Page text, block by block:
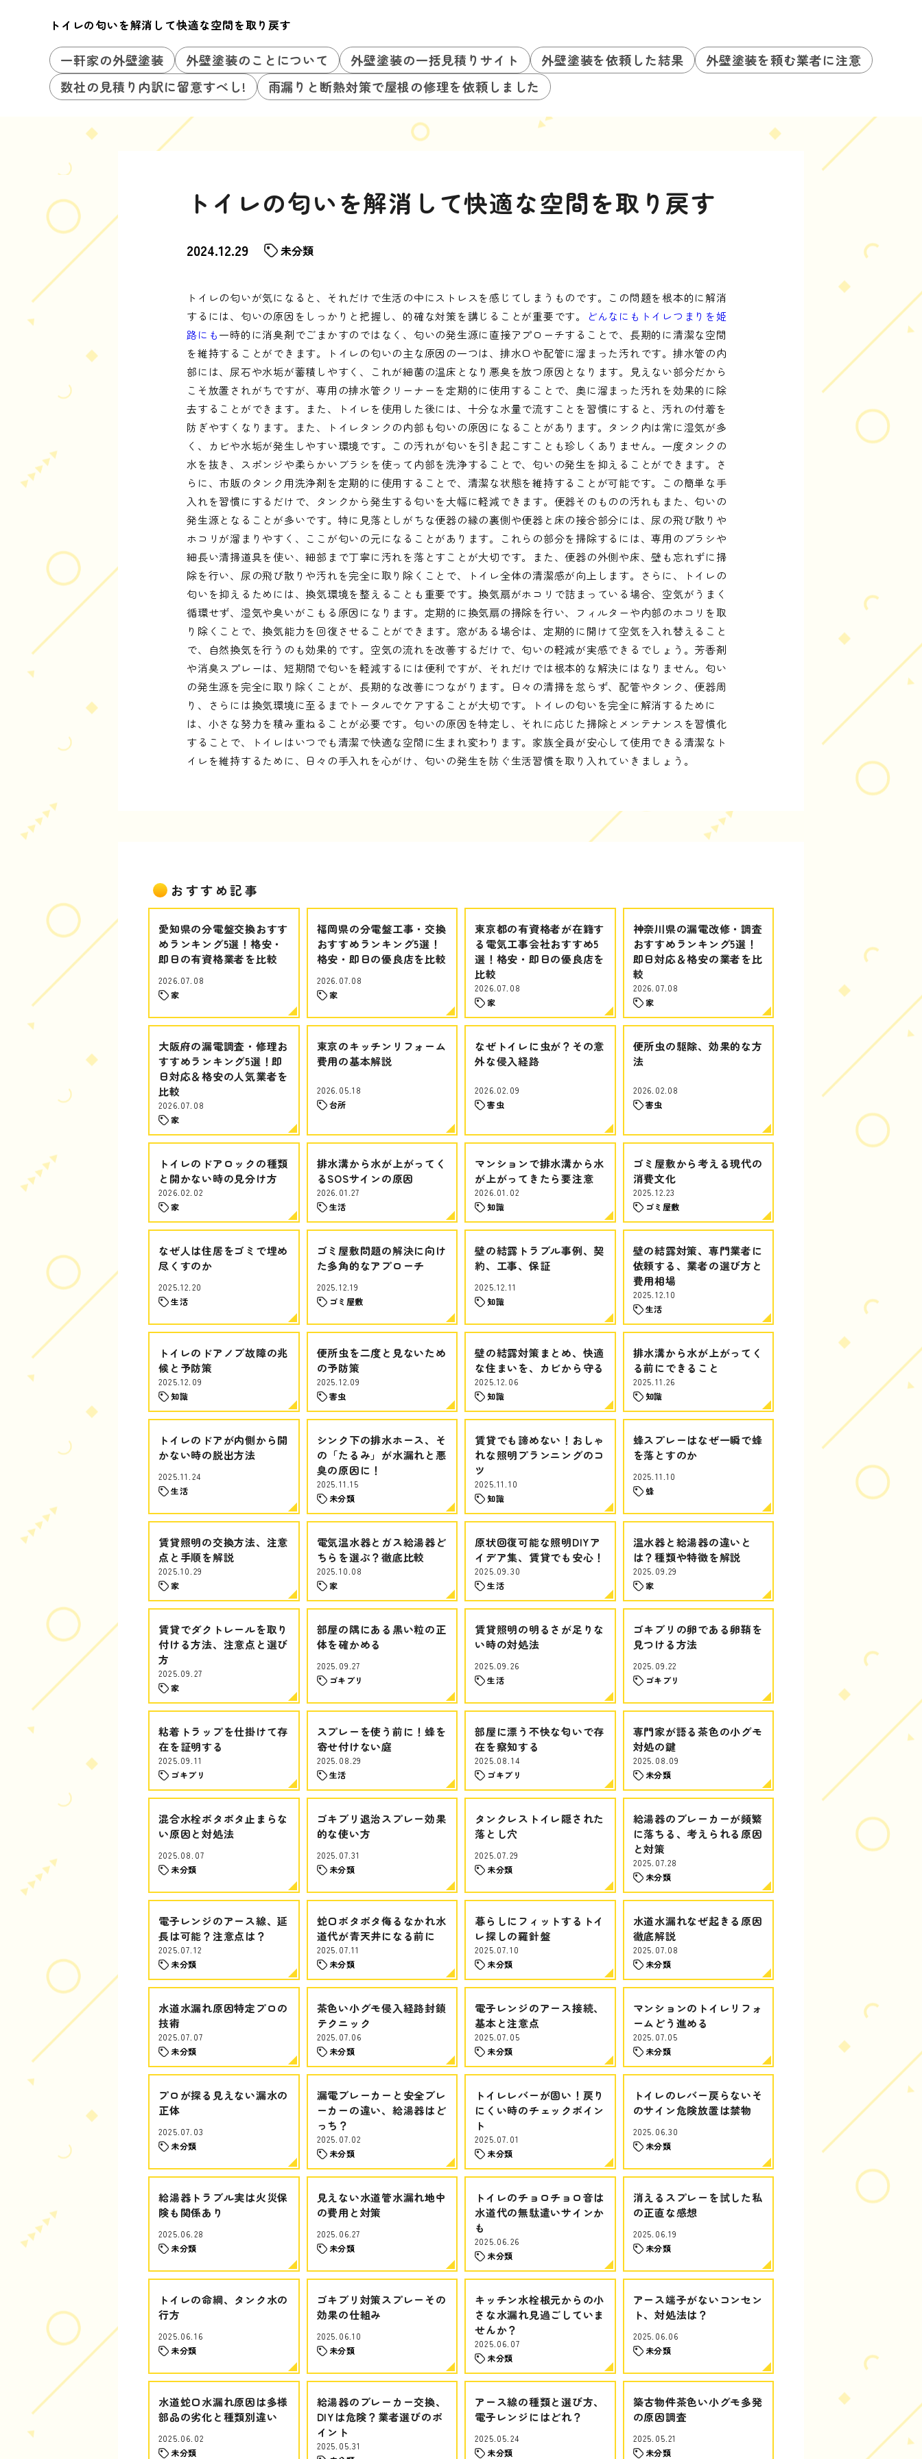
トイレの匂いを解消して快適な空間を取り戻す
一軒家の外壁塗装 外壁塗装のことについて 外壁塗装の一括見積りサイト 外壁塗装を依頼した結果
外壁塗装を頼む業者に注意
数社の見積り内訳に留意すべし!
雨漏りと断熱対策で屋根の修理を依頼しました
トイレの匂いを解消して快適な空間を取り戻す
2024.12.29 未分類
トイレの匂いが気になると、それだけで生活の中にストレスを感じてしまうものです。この問題を根本的に解消
するには、匂いの原因をしっかりと把握し、的確な対策を講じることが重要です。
どんなにもトイレつまりを姫
路にも一時的に消臭剤でごまかすのではなく、匂いの発生源に直接アプローチすることで、長期的に清潔な空間
を維持することができます。トイレの匂いの主な原因の一つは、排水口や配管に溜まった汚れです。排水管の内
部には、尿石や水垢が蓄積しやすく、これが細菌の温床となり悪臭を放つ原因となります。見えない部分だから
こそ放置されがちですが、専用の排水管クリーナーを定期的に使用することで、奥に溜まった汚れを効果的に除
去することができます。また、トイレを使用した後には、十分な水量で流すことを習慣にすると、汚れの付着を
防ぎやすくなります。また、トイレタンクの内部も匂いの原因になることがあります。タンク内は常に湿気が多
く、カビや水垢が発生しやすい環境です。この汚れが匂いを引き起こすことも珍しくありません。一度タンクの
水を抜き、スポンジや柔らかいブラシを使って内部を洗浄することで、匂いの発生を抑えることができます。さ
らに、市販のタンク用洗浄剤を定期的に使用することで、清潔な状態を維持することが可能です。この簡単な手
入れを習慣にするだけで、タンクから発生する匂いを大幅に軽減できます。便器そのものの汚れもまた、匂いの
発生源となることが多いです。特に見落としがちな便器の縁の裏側や便器と床の接合部分には、尿の飛び散りや
ホコリが溜まりやすく、ここが匂いの元になることがあります。これらの部分を掃除するには、専用のブラシや
細長い清掃道具を使い、細部まで丁寧に汚れを落とすことが大切です。また、便器の外側や床、壁も忘れずに掃
除を行い、尿の飛び散りや汚れを完全に取り除くことで、トイレ全体の清潔感が向上します。さらに、トイレの
匂いを抑えるためには、換気環境を整えることも重要です。換気扇がホコリで詰まっている場合、空気がうまく
循環せず、湿気や臭いがこもる原因になります。定期的に換気扇の掃除を行い、フィルターや内部のホコリを取
り除くことで、換気能力を回復させることができます。窓がある場合は、定期的に開けて空気を入れ替えること
で、自然換気を行うのも効果的です。空気の流れを改善するだけで、匂いの軽減が実感できるでしょう。芳香剤
や消臭スプレーは、短期間で匂いを軽減するには便利ですが、それだけでは根本的な解決にはなりません。匂い
の発生源を完全に取り除くことが、長期的な改善につながります。日々の清掃を怠らず、配管やタンク、便器周
り、さらには換気環境に至るまでトータルでケアすることが大切です。トイレの匂いを完全に解消するために
は、小さな努力を積み重ねることが必要です。匂いの原因を特定し、それに応じた掃除とメンテナンスを習慣化
することで、トイレはいつでも清潔で快適な空間に生まれ変わります。家族全員が安心して使用できる清潔なト
イレを維持するために、日々の手入れを心がけ、匂いの発生を防ぐ生活習慣を取り入れていきましょう。
おすすめ記事
愛知県の分電盤交換おすす
めランキング5選！格安・
即日の有資格業者を比較
2026.07.08
家
福岡県の分電盤工事・交換
おすすめランキング5選！
格安・即日の優良店を比較
2026.07.08
家
東京都の有資格者が在籍す
る電気工事会社おすすめ5
選！格安・即日の優良店を
比較
2026.07.08
家
神奈川県の漏電改修・調査
おすすめランキング5選！
即日対応＆格安の業者を比
較
2026.07.08
家
大阪府の漏電調査・修理お
すすめランキング5選！即
日対応＆格安の人気業者を
比較
2026.07.08
家
東京のキッチンリフォーム
費用の基本解説
2026.05.18
台所
なぜトイレに虫が？その意
外な侵入経路
2026.02.09
害虫
便所虫の駆除、効果的な方
法
2026.02.08
害虫
トイレのドアロックの種類
と開かない時の見分け方
2026.02.02
家
排水溝から水が上がってく
るSOSサインの原因
2026.01.27
生活
マンションで排水溝から水
が上がってきたら要注意
2026.01.02
知識
ゴミ屋敷から考える現代の
消費文化
2025.12.23
ゴミ屋敷
なぜ人は住居をゴミで埋め
尽くすのか
2025.12.20
生活
ゴミ屋敷問題の解決に向け
た多角的なアプローチ
2025.12.19
ゴミ屋敷
壁の結露トラブル事例、契
約、工事、保証
2025.12.11
知識
壁の結露対策、専門業者に
依頼する、業者の選び方と
費用相場
2025.12.10
生活
トイレのドアノブ故障の兆
候と予防策
2025.12.09
知識
便所虫を二度と見ないため
の予防策
2025.12.09
害虫
壁の結露対策まとめ、快適
な住まいを、カビから守る
2025.12.06
知識
排水溝から水が上がってく
る前にできること
2025.11.26
知識
トイレのドアが内側から開
かない時の脱出方法
2025.11.24
生活
シンク下の排水ホース、そ
の「たるみ」が水漏れと悪
臭の原因に！
2025.11.15
未分類
賃貸でも諦めない！おしゃ
れな照明プランニングのコ
ツ
2025.11.10
知識
蜂スプレーはなぜ一瞬で蜂
を落とすのか
2025.11.10
蜂
賃貸照明の交換方法、注意
点と手順を解説
2025.10.29
家
電気温水器とガス給湯器ど
ちらを選ぶ？徹底比較
2025.10.08
家
原状回復可能な照明DIYア
イデア集、賃貸でも安心！
2025.09.30
生活
温水器と給湯器の違いと
は？種類や特徴を解説
2025.09.29
家
賃貸でダクトレールを取り
付ける方法、注意点と選び
方
2025.09.27
家
部屋の隅にある黒い粒の正
体を確かめる
2025.09.27
ゴキブリ
賃貸照明の明るさが足りな
い時の対処法
2025.09.26
生活
ゴキブリの卵である卵鞘を
見つける方法
2025.09.22
ゴキブリ
粘着トラップを仕掛けて存
在を証明する
2025.09.11
ゴキブリ
スプレーを使う前に！蜂を
寄せ付けない庭
2025.08.29
生活
部屋に漂う不快な匂いで存
在を察知する
2025.08.14
ゴキブリ
専門家が語る茶色の小グモ
対処の鍵
2025.08.09
未分類
混合水栓ポタポタ止まらな
い原因と対処法
2025.08.07
未分類
ゴキブリ退治スプレー効果
的な使い方
2025.07.31
未分類
タンクレストイレ隠された
落とし穴
2025.07.29
未分類
給湯器のブレーカーが頻繁
に落ちる、考えられる原因
と対策
2025.07.28
未分類
電子レンジのアース線、延
長は可能？注意点は？
2025.07.12
未分類
蛇口ポタポタ侮るなかれ水
道代が青天井になる前に
2025.07.11
未分類
暮らしにフィットするトイ
レ探しの羅針盤
2025.07.10
未分類
水道水漏れなぜ起きる原因
徹底解説
2025.07.08
未分類
水道水漏れ原因特定プロの
技術
2025.07.07
未分類
茶色い小グモ侵入経路封鎖
テクニック
2025.07.06
未分類
電子レンジのアース接続、
基本と注意点
2025.07.05
未分類
マンションのトイレリフォ
ームどう進める
2025.07.05
未分類
プロが探る見えない漏水の
正体
2025.07.03
未分類
漏電ブレーカーと安全ブレ
ーカーの違い、給湯器はど
っち？
2025.07.02
未分類
トイレレバーが固い！戻り
にくい時のチェックポイン
ト
2025.07.01
未分類
トイレのレバー戻らないそ
のサイン危険放置は禁物
2025.06.30
未分類
給湯器トラブル実は火災保
険も関係あり
2025.06.28
未分類
見えない水道管水漏れ地中
の費用と対策
2025.06.27
未分類
トイレのチョロチョロ音は
水道代の無駄遣いサインか
も
2025.06.26
未分類
消えるスプレーを試した私
の正直な感想
2025.06.19
未分類
トイレの命綱、タンク水の
行方
2025.06.16
未分類
ゴキブリ対策スプレーその
効果の仕組み
2025.06.10
未分類
キッチン水栓根元からの小
さな水漏れ見過ごしていま
せんか？
2025.06.07
未分類
アース端子がないコンセン
ト、対処法は？
2025.06.06
未分類
水道蛇口水漏れ原因は多様
部品の劣化と種類別違い
2025.06.02
未分類
給湯器のブレーカー交換、
DIYは危険？業者選びのポ
イント
2025.05.31
アース線の種類と選び方、
電子レンジにはどれ？
2025.05.24
未分類
築古物件茶色い小グモ多発
の原因調査
2025.05.21
未分類